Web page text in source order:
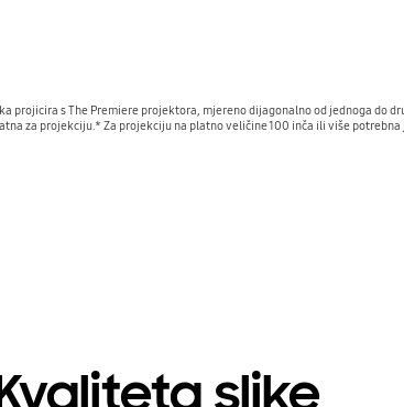
projicira s The Premiere projektora, mjereno dijagonalno od jednoga do
za projekciju.* Za projekciju na platno veličine 100 inča ili više potrebna